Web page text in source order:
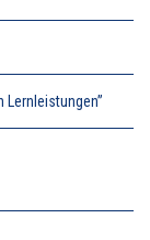
Lernleistungen”